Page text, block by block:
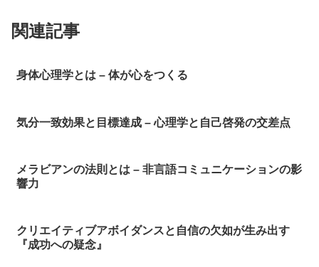
関連記事
身体心理学とは – 体が心をつくる
気分一致効果と目標達成 – 心理学と自己啓発の交差点
メラビアンの法則とは – 非言語コミュニケーションの影
響力
クリエイティブアボイダンスと自信の欠如が生み出す
『成功への疑念』